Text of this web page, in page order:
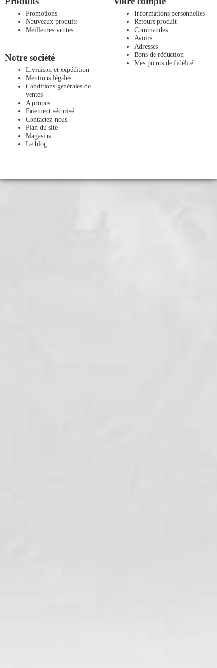
Promotions
Nouveaux produits
Meilleures ventes
Notre société
Livraison et expédition
Mentions légales
Conditions générales de
ventes
A propos
Paiement sécurisé
Contactez-nous
Plan du site
Magasins
Le blog
Informations personnelles
Retours produit
Commandes
Avoirs
Adresses
Bons de réduction
Mes points de fidélité